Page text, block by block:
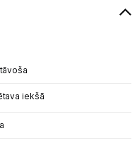
iekšā